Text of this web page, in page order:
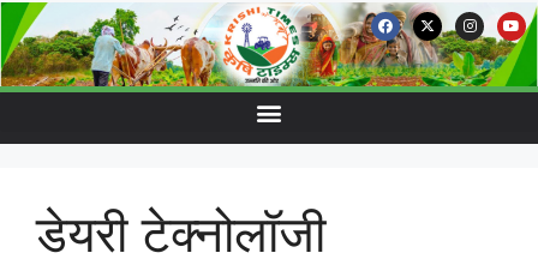
डेयरी टेक्नोलॉजी